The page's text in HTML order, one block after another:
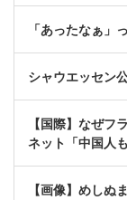
「あったなぁ」
シャウエッセン
【国際】なぜフ
ネット「中国人
【画像】めしぬ